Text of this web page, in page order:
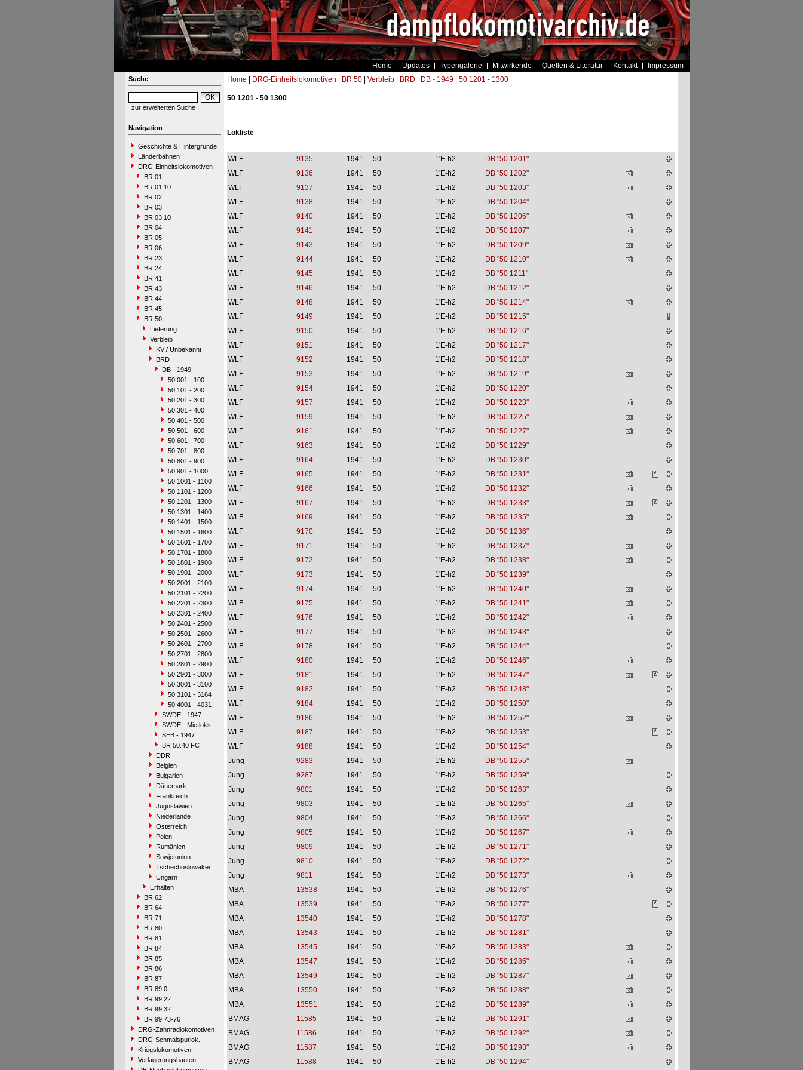
Home Updates Typengalerie Mitwirkende Quellen & Literatur Kontakt Impressum
Suche
zur erweiterten Suche
Navigation
Geschichte & Hintergründe
Länderbahnen
DRG-Einheitslokomotiven
BR 01
BR 01.10
BR 02
BR 03
BR 03.10
BR 04
BR 05
BR 06
BR 23
BR 24
BR 41
BR 43
BR 44
BR 45
BR 50
Lieferung
Verbleib
KV / Unbekannt
BRD
DB - 1949
50 001 - 100
50 101 - 200
50 201 - 300
50 301 - 400
50 401 - 500
50 501 - 600
50 601 - 700
50 701 - 800
50 801 - 900
50 901 - 1000
50 1001 - 1100
50 1101 - 1200
50 1201 - 1300
50 1301 - 1400
50 1401 - 1500
50 1501 - 1600
50 1601 - 1700
50 1701 - 1800
50 1801 - 1900
50 1901 - 2000
50 2001 - 2100
50 2101 - 2200
50 2201 - 2300
50 2301 - 2400
50 2401 - 2500
50 2501 - 2600
50 2601 - 2700
50 2701 - 2800
50 2801 - 2900
50 2901 - 3000
50 3001 - 3100
50 3101 - 3164
50 4001 - 4031
SWDE - 1947
SWDE - Mietloks
SEB - 1947
BR 50.40 FC
DDR
Belgien
Bulgarien
Dänemark
Frankreich
Jugoslawien
Niederlande
Österreich
Polen
Rumänien
Sowjetunion
Tschechoslowakei
Ungarn
Erhalten
BR 62
BR 64
BR 71
BR 80
BR 81
BR 84
BR 85
BR 86
BR 87
BR 89.0
BR 99.22
BR 99.32
BR 99.73-76
DRG-Zahnradlokomotiven
DRG-Schmalspurlok.
Kriegslokomotiven
Verlagerungsbauten
Home DRG-Einheitslokomotiven BR 50| Verbleib| BRD DB - 1949| 50 1201 - 1300
50 1201 - 50 1300
Lokliste
WLF 9135 1941 50 1'E-h2
DB "50 1201"
WLF
9136 1941 50 1'E-h2
DB "50 1202"
WLF
9137 1941 50 1'E-h2
DB "50 1203"
WLF
9138 1941 50 1'E-h2
DB "50 1204"
WLF
9140 1941 50 1'E-h2
DB "50 1206"
WLF
9141 1941 50 1'E-h2
DB "50 1207"
WLF
9143 1941 50 1'E-h2
DB "50 1209"
WLF
9144 1941 50 1'E-h2
DB "50 1210"
WLF
9145 1941 50 1'E-h2
DB "50 1211"
WLF
9146 1941 50 1'E-h2
DB "50 1212"
WLF
9148 1941 50 1'E-h2
DB "50 1214"
WLF
9149 1941 50 1'E-h2
DB "50 1215"
WLF
9150 1941 50 1'E-h2
DB "50 1216"
WLF
9151 1941 50 1'E-h2
DB "50 1217"
WLF
9152 1941 50 1'E-h2
DB "50 1218"
WLF
9153 1941 50 1'E-h2
DB "50 1219"
WLF
9154 1941 50 1'E-h2
DB "50 1220"
WLF
9157 1941 50 1'E-h2
DB "50 1223"
WLF
9159 1941 50 1'E-h2
DB "50 1225"
WLF
9161 1941 50 1'E-h2
DB "50 1227"
WLF
9163 1941 50 1'E-h2
DB "50 1229"
WLF
9164 1941 50 1'E-h2
DB "50 1230"
WLF
9165 1941 50 1'E-h2
DB "50 1231"
WLF
9166 1941 50 1'E-h2
DB "50 1232"
WLF
9167 1941 50 1'E-h2
DB "50 1233"
WLF
9169 1941 50 1'E-h2
DB "50 1235"
WLF
9170 1941 50 1'E-h2
DB "50 1236"
WLF
9171 1941 50 1'E-h2
DB "50 1237"
WLF
9172 1941 50 1'E-h2
DB "50 1238"
WLF
9173 1941 50 1'E-h2
DB "50 1239"
WLF
9174 1941 50 1'E-h2
DB "50 1240"
WLF
9175 1941 50 1'E-h2
DB "50 1241"
WLF
9176 1941 50 1'E-h2
DB "50 1242"
WLF
9177 1941 50 1'E-h2
DB "50 1243"
WLF
9178 1941 50 1'E-h2
DB "50 1244"
WLF
9180 1941 50 1'E-h2
DB "50 1246"
WLF
9181 1941 50 1'E-h2
DB "50 1247"
WLF
9182 1941 50 1'E-h2
DB "50 1248"
WLF
9184 1941 50 1'E-h2
DB "50 1250"
WLF
9186 1941 50 1'E-h2
DB "50 1252"
WLF
9187 1941 50 1'E-h2
DB "50 1253"
WLF
9188 1941 50 1'E-h2
DB "50 1254"
Jung
9283 1941 50 1'E-h2
DB "50 1255"
Jung
9287 1941 50 1'E-h2
DB "50 1259"
Jung
9801 1941 50 1'E-h2
DB "50 1263"
Jung
9803 1941 50 1'E-h2
DB "50 1265"
Jung
9804 1941 50 1'E-h2
DB "50 1266"
Jung
9805 1941 50 1'E-h2
DB "50 1267"
Jung
9809 1941 50 1'E-h2
DB "50 1271"
Jung
9810 1941 50 1'E-h2
DB "50 1272"
Jung
9811 1941 50 1'E-h2
DB "50 1273"
MBA
13538 1941 50 1'E-h2
DB "50 1276"
MBA
13539 1941 50 1'E-h2
DB "50 1277"
MBA
13540 1941 50 1'E-h2
DB "50 1278"
MBA
13543 1941 50 1'E-h2
DB "50 1281"
MBA
13545 1941 50 1'E-h2
DB "50 1283"
MBA
13547 1941 50 1'E-h2
DB "50 1285"
MBA
13549 1941 50 1'E-h2
DB "50 1287"
MBA
13550 1941 50 1'E-h2
DB "50 1288"
MBA
13551 1941 50 1'E-h2
DB "50 1289"
BMAG
11585 1941 50 1'E-h2
DB "50 1291"
BMAG
11586 1941 50 1'E-h2
DB "50 1292"
BMAG
11587 1941 50 1'E-h2
DB "50 1293"
BMAG
11588 1941 50 1'E-h2 DB "50 1294"